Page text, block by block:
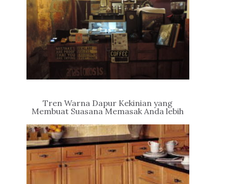
Tren Warna Dapur Kekinian yang
Membuat Suasana Memasak Anda lebih